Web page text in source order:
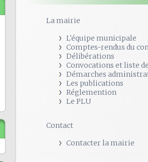
La mairie
L'équipe municipale
Comptes-rendus du
Délibérations
Convocations et liste
Démarches
Les publications
Réglemention
Le PLU
Contact
Contacter la mairie